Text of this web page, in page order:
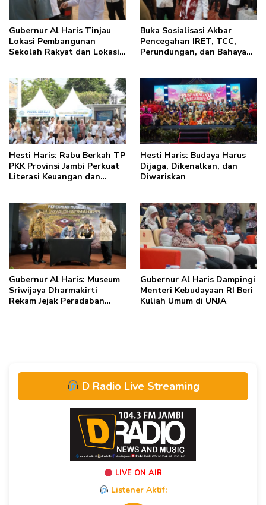
Gubernur Al Haris Tinjau
Lokasi Pembangunan
Sekolah Rakyat dan Lokasi
Buka Sosialisasi Akbar
Pencegahan IRET, TCC,
Perundungan, dan Bahaya
anakku bisa jaga diri, 60%
masa depan sudah ada di
tangan”
Hesti Haris: Rabu Berkah TP
PKK Provinsi Jambi Perkuat
Literasi Keuangan dan
Hesti Haris: Budaya Harus
Dijaga, Dikenalkan, dan
Diwariskan
Gubernur Al Haris: Museum
Sriwijaya Dharmakirti
Rekam Jejak Peradaban
Gubernur Al Haris Dampingi
Menteri Kebudayaan RI Beri
Kuliah Umum di UNJA
D Radio Live Streaming
LIVE ON AIR
Listener Aktif: